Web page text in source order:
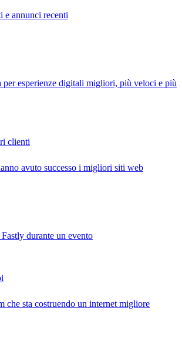
e annunci recenti
per esperienze digitali migliori, più veloci e più
clienti
avuto successo i migliori siti web
durante un evento
che sta costruendo un internet migliore